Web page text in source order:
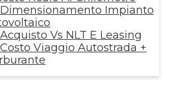
Dimensionamento Impianto
Acquisto Vs NLT E Leasing
Costo Viaggio Autostrada +